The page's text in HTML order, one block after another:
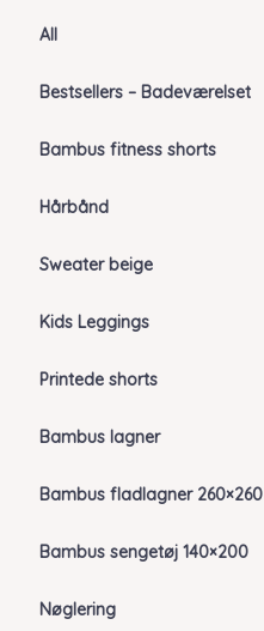
All
Bestsellers – Badeværelset
Bambus fitness shorts
Hårbånd
Sweater beige
Kids Leggings
Printede shorts
Bambus lagner
Bambus fladlagner 260×260
Bambus sengetøj 140×200
Nøglering